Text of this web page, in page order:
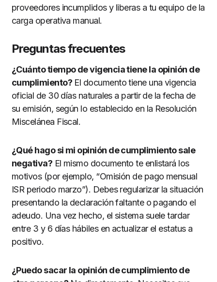
proveedores incumplidos y liberas a tu equipo de la
carga operativa manual.
Preguntas frecuentes
¿Cuánto tiempo de vigencia tiene la opinión de
cumplimiento?El documento tiene una vigencia
oficial de 30 días naturales a partir de la fecha de
su emisión, según lo establecido en la Resolución
Miscelánea Fiscal.
¿Qué hago si mi opinión de cumplimiento sale
negativa? El mismo documento te enlistará los
motivos (por ejemplo, “Omisión de pago mensual
ISR periodo marzo”). Debes regularizar la situación
presentando la declaración faltante o pagando el
adeudo. Una vez hecho, el sistema suele tardar
entre 3 y 6 días hábiles en actualizar el estatus a
positivo.
¿Puedo sacar la opinión de cumplimiento de